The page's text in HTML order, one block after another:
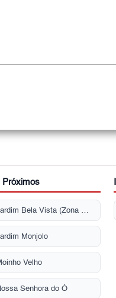
Próximos
Apartamentos Jardim Bela Vista (Zona Norte)
Monjolo
Velho
Senhora do Ó